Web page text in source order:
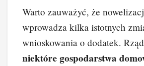
Warto zauważyć, że
wprowadza kilka istotnych
wnioskowania o dodatek.
niektóre gospodarstwa